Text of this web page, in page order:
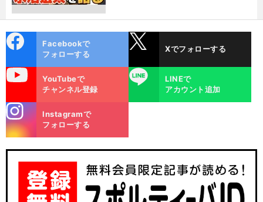
ok
Facebookで
フォローする
Xでフォローする
YouTubeで
チャンネル登録
LINE
LINEで
アカウント追加
m
Instagramで
フォローする